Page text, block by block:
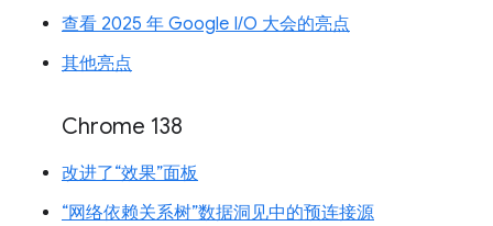
查看 2025 年 Google I/O 大会的亮点
其他亮点
Chrome 138
改进了“效果”面板
“网络依赖关系树”数据洞见中的预连接源